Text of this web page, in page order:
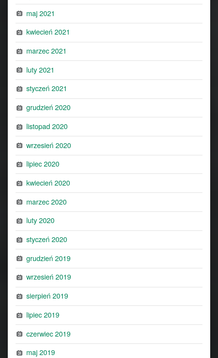
maj 2021
kwiecień 2021
marzec 2021
luty 2021
styczeń 2021
grudzień 2020
listopad 2020
wrzesień 2020
lipiec 2020
kwiecień 2020
marzec 2020
luty 2020
styczeń 2020
grudzień 2019
wrzesień 2019
sierpień 2019
lipiec 2019
czerwiec 2019
maj 2019